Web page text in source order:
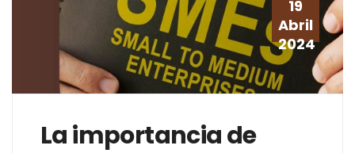
19
Abril
2024
La importancia de